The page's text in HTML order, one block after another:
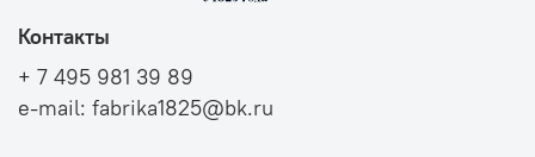
Контакты
+ 7 495 981 39 89
e-mail: fabrika1825@bk.ru